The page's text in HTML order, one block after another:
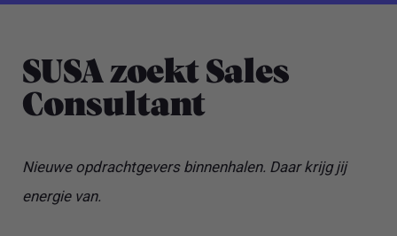
SUSA zoekt Sales
Consultant
Nieuwe opdrachtgevers binnenhalen. Daar krijg jij
energie van.